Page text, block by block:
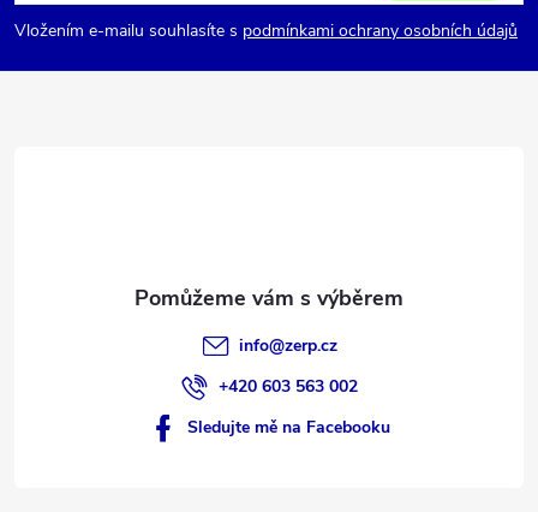
p
a
Vložením e-mailu souhlasíte s podmínkami ochrany osobních údajů
info@zerp.cz
+420 603 563 002
Sledujte mě na Facebooku